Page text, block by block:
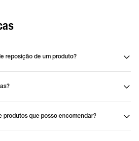
reposição de um produto?
produtos que posso encomendar?